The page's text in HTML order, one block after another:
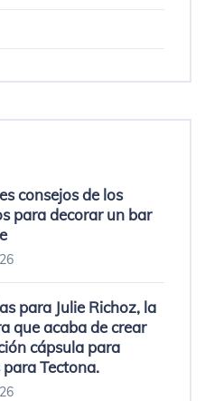
consejos de los
para decorar un bar
para Julie Richoz, la
que acaba de crear
cápsula para
Tectona.